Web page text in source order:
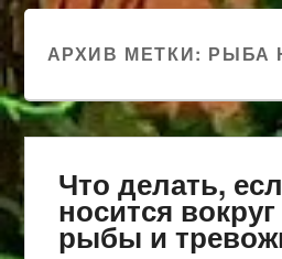
АРХИВ МЕТКИ: РЫБА
Что делать,
носится
рыбы и